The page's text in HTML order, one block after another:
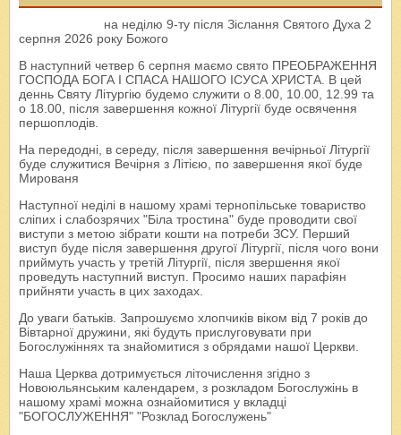
на неділю 9-ту після Зіслання Святого Духа 2
серпня 2026 року Божого
В наступний четвер 6 серпня маємо свято ПРЕОБРАЖЕННЯ
ГОСПОДА БОГА І СПАСА НАШОГО ІСУСА ХРИСТА. В цей
деннь Святу Літургію будемо служити о 8.00, 10.00, 12.99 та
о 18.00, після завершення кожної Літургії буде освячення
першоплодів.
На передодні, в середу, після завершення вечірньої Літургії
буде служитися Вечірня з Літією, по завершення якої буде
Мированя
Наступної неділі в нашому храмі тернопільське товариство
сліпих і слабозрячих "Біла тростина" буде проводити свої
виступи з метою зібрати кошти на потреби ЗСУ. Перший
виступ буде після завершення другої Літургії, після чого вони
приймуть участь у третій Літургії, після звершення якої
проведуть наступний виступ. Просимо наших парафіян
прийняти участь в цих заходах.
До уваги батьків. Запрошуємо хлопчиків віком від 7 років до
Вівтарної дружини, які будуть прислуговувати при
Богослужіннях та знайомитися з обрядами нашої Церкви.
Наша Церква дотримується літочислення згідно з
Новоюльянським календарем, з розкладом Богослужінь в
нашому храмі можна ознайомитися у вкладці
"БОГОСЛУЖЕННЯ" "Розклад Богослужень"